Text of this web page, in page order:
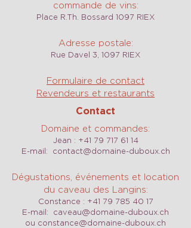
commande de vins:
Place R.Th. Bossard 1097 RIEX
Adresse postale:
Rue Davel 3, 1097 RIEX
Formulaire de contact
Revendeurs et restaurants
Contact
Domaine et commandes:
Jean : +41 79 717 61 14
E-mail:
contact@domaine-duboux.ch
Dégustations, événements et location
du caveau des Langins:
Constance : +41 79 785 40 17
E-mail: caveau@domaine-duboux.ch
ou constance@domaine-duboux.ch